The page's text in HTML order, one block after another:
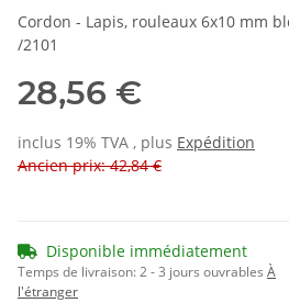
Cordon - Lapis, rouleaux 6x10 mm
/2101
28,56 €
inclus 19% TVA , plus Expédition
Ancien prix: 42,84 €
Disponible immédiatement
Temps de livraison:2 - 3 jours ouvrables À
l'étranger